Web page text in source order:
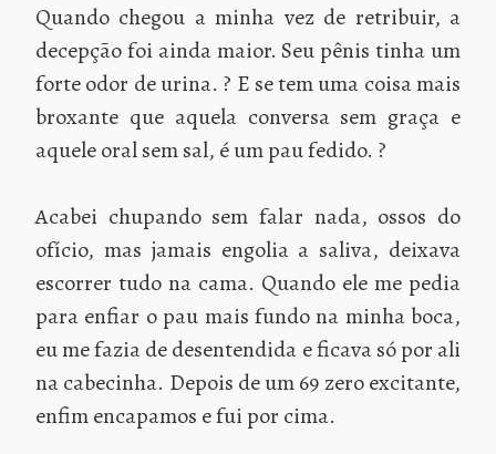
Quando chegou a minha vez de retribuir, a
decepção foi ainda maior. Seu pênis tinha um
forte odor de urina. ?‍ E se tem uma coisa mais
broxante que aquela conversa sem graça e
aquele oral sem sal, é um pau fedido. ?
Acabei chupando sem falar nada, ossos do
ofício, mas jamais engolia a saliva, deixava
escorrer tudo na cama. Quando ele me pedia
para enfiar o pau mais fundo na minha boca,
eu me fazia de desentendida e ficava só por ali
na cabecinha. Depois de um 69 zero excitante,
enfim encapamos e fui por cima.